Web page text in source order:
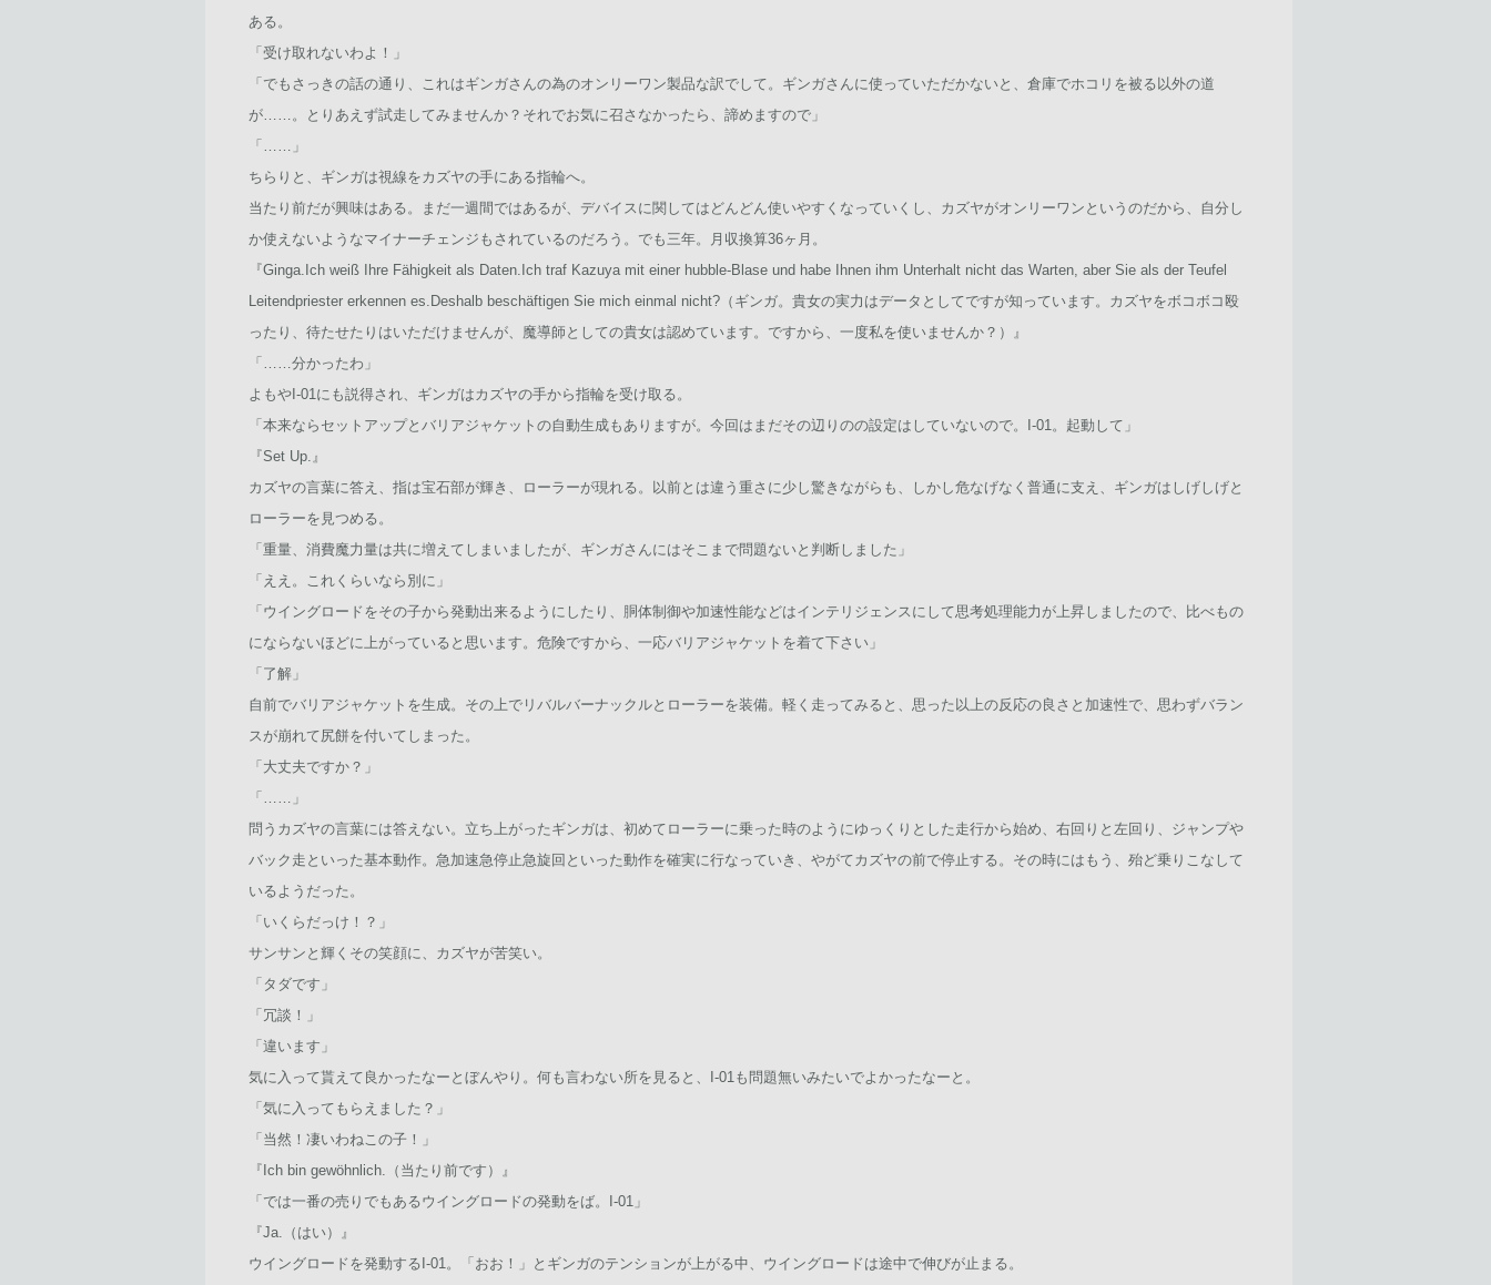
ある。
「受け取れないわよ！」
「でもさっきの話の通り、これはギンガさんの為のオンリーワン製品な訳でして。ギンガさんに使っていただかないと、倉庫でホコリを被る以外の道
が……。とりあえず試走してみませんか？それでお気に召さなかったら、諦めますので」
「……」
ちらりと、ギンガは視線をカズヤの手にある指輪へ。
当たり前だが興味はある。まだ一週間ではあるが、デバイスに関してはどんどん使いやすくなっていくし、カズヤがオンリーワンというのだから、自分し
か使えないようなマイナーチェンジもされているのだろう。でも三年。月収換算36ヶ月。
『Ginga.Ich weiß Ihre Fähigkeit als Daten.Ich traf Kazuya mit einer hubble-Blase und habe Ihnen ihm Unterhalt nicht das Warten, aber Sie als der Teufel
Leitendpriester erkennen es.Deshalb beschäftigen Sie mich einmal nicht?（ギンガ。貴女の実力はデータとしてですが知っています。カズヤをボコボコ殴
ったり、待たせたりはいただけませんが、魔導師としての貴女は認めています。ですから、一度私を使いませんか？）』
「……分かったわ」
よもやI-01にも説得され、ギンガはカズヤの手から指輪を受け取る。
「本来ならセットアップとバリアジャケットの自動生成もありますが。今回はまだその辺りのの設定はしていないので。I-01。起動して」
『Set Up.』
カズヤの言葉に答え、指は宝石部が輝き、ローラーが現れる。以前とは違う重さに少し驚きながらも、しかし危なげなく普通に支え、ギンガはしげしげと
ローラーを見つめる。
「重量、消費魔力量は共に増えてしまいましたが、ギンガさんにはそこまで問題ないと判断しました」
「ええ。これくらいなら別に」
「ウイングロードをその子から発動出来るようにしたり、胴体制御や加速性能などはインテリジェンスにして思考処理能力が上昇しましたので、比べもの
にならないほどに上がっていると思います。危険ですから、一応バリアジャケットを着て下さい」
「了解」
自前でバリアジャケットを生成。その上でリバルバーナックルとローラーを装備。軽く走ってみると、思った以上の反応の良さと加速性で、思わずバラン
スが崩れて尻餅を付いてしまった。
「大丈夫ですか？」
「……」
問うカズヤの言葉には答えない。立ち上がったギンガは、初めてローラーに乗った時のようにゆっくりとした走行から始め、右回りと左回り、ジャンプや
バック走といった基本動作。急加速急停止急旋回といった動作を確実に行なっていき、やがてカズヤの前で停止する。その時にはもう、殆ど乗りこなして
いるようだった。
「いくらだっけ！？」
サンサンと輝くその笑顔に、カズヤが苦笑い。
「タダです」
「冗談！」
「違います」
気に入って貰えて良かったなーとぼんやり。何も言わない所を見ると、I-01も問題無いみたいでよかったなーと。
「気に入ってもらえました？」
「当然！凄いわねこの子！」
『Ich bin gewöhnlich.（当たり前です）』
「では一番の売りでもあるウイングロードの発動をば。I-01」
『Ja.（はい）』
ウイングロードを発動するI-01。「おお！」とギンガのテンションが上がる中、ウイングロードは途中で伸びが止まる。